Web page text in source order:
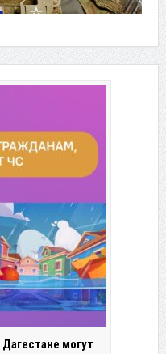
могут